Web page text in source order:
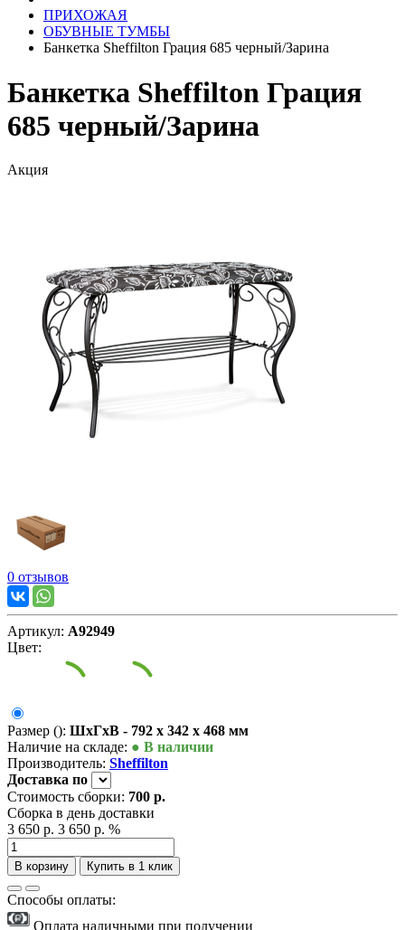
ПРИХОЖАЯ
ОБУВНЫЕ ТУМБЫ
Банкетка Sheffilton Грация 685 черный/Зарина
Банкетка Sheffilton Грация
685 черный/Зарина
Акция
0 отзывов
Артикул: А92949
Цвет:
Размер (): ШxГxВ - 792 x 342 x 468 мм
Наличие на складе: ● В наличии
Производитель: Sheffilton
Доставка по
Стоимость сборки: 700 р.
Сборка в день доставки
3 650 р. 3 650 р. %
В корзину Купить в 1 клик
Способы оплаты:
Оплата наличными при получении